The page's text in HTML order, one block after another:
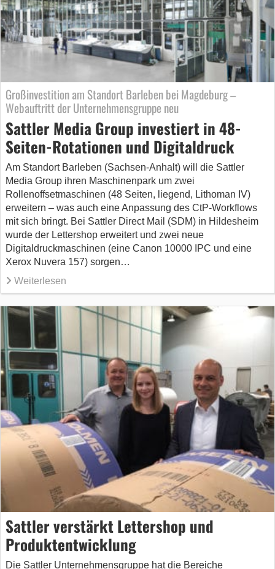
Großinvestition am Standort Barleben bei Magdeburg –
Webauftritt der Unternehmensgruppe neu
Sattler Media Group investiert in 48-
Seiten-Rotationen und Digitaldruck
Am Standort Barleben (Sachsen-Anhalt) will die Sattler
Media Group ihren Maschinenpark um zwei
Rollenoffsetmaschinen (48 Seiten, liegend, Lithoman IV)
erweitern – was auch eine Anpassung des CtP-Workflows
mit sich bringt. Bei Sattler Direct Mail (SDM) in Hildesheim
wurde der Lettershop erweitert und zwei neue
Digitaldruckmaschinen (eine Canon 10000 IPC und eine
Xerox Nuvera 157) sorgen…
Weiterlesen
Sattler verstärkt Lettershop und
Produktentwicklung
Die Sattler Unternehmensgruppe hat die Bereiche